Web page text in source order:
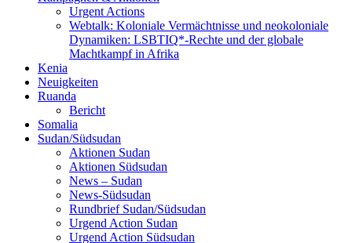
Urgent Actions
Webtalk: Koloniale Vermächtnisse und neokoloniale
Dynamiken: LSBTIQ*-Rechte und der globale
Machtkampf in Afrika
Kenia
Neuigkeiten
Ruanda
Bericht
Somalia
Sudan/Südsudan
Aktionen Sudan
Aktionen Südsudan
News – Sudan
News-Südsudan
Rundbrief Sudan/Südsudan
Urgend Action Sudan
Urgend Action Südsudan